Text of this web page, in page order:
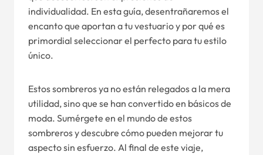
individualidad. En esta guía, desentrañaremos el
encanto que aportan a tu vestuario y por qué es
primordial seleccionar el perfecto para tu estilo
único.
Estos sombreros ya no están relegados a la mera
utilidad, sino que se han convertido en básicos de
moda. Sumérgete en el mundo de estos
sombreros y descubre cómo pueden mejorar tu
aspecto sin esfuerzo. Al final de este viaje,